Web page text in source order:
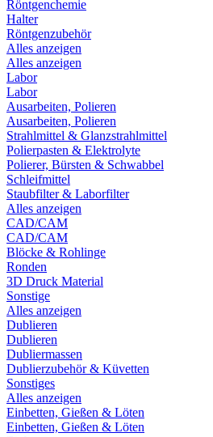
Röntgenchemie
Halter
Röntgenzubehör
Alles anzeigen
Alles anzeigen
Labor
Labor
Ausarbeiten, Polieren
Ausarbeiten, Polieren
Strahlmittel & Glanzstrahlmittel
Polierpasten & Elektrolyte
Polierer, Bürsten & Schwabbel
Schleifmittel
Staubfilter & Laborfilter
Alles anzeigen
CAD/CAM
CAD/CAM
Blöcke & Rohlinge
Ronden
3D Druck Material
Sonstige
Alles anzeigen
Dublieren
Dublieren
Dubliermassen
Dublierzubehör & Küvetten
Sonstiges
Alles anzeigen
Einbetten, Gießen & Löten
Einbetten, Gießen & Löten